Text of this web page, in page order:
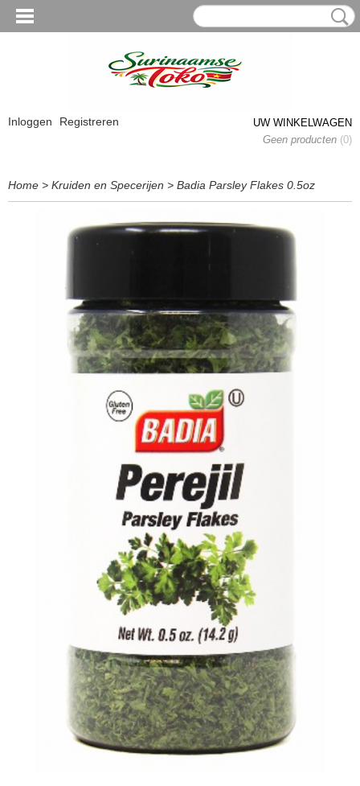
Inloggen Registreren
UW WINKELWAGEN
Geen producten (0)
Home > Kruiden en Specerijen > Badia Parsley Flakes 0.5oz